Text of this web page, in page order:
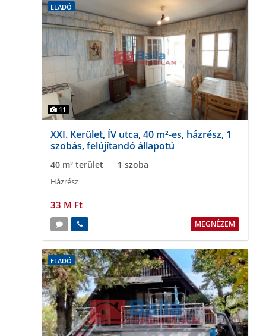
ELADÓ
11
XXI. Kerület, ÍV utca, 40 m²-es, házrész, 1
szobás, felújítandó állapotú
40 m² terület 1 szoba
Házrész
33 M Ft
MEGNÉZEM
ELADÓ